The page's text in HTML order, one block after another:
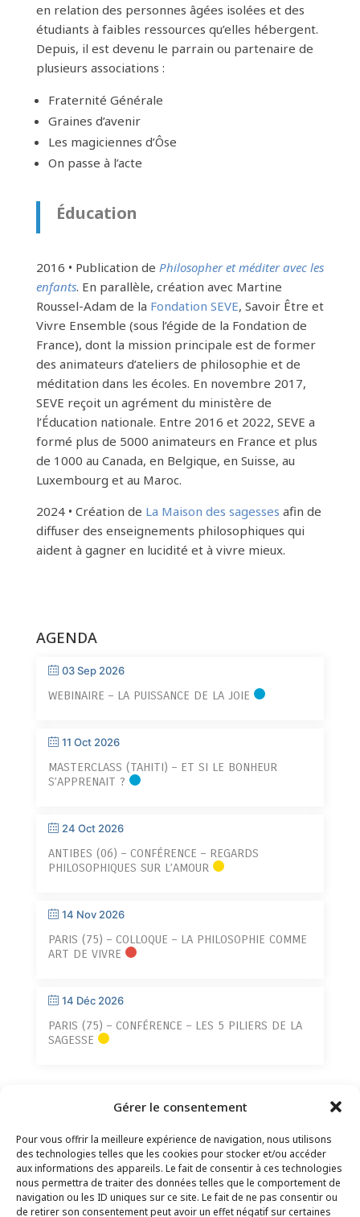
Gérer le consentement
Pour vous offrir la meilleure expérience de navigation, nous utilisons
des technologies telles que les cookies pour stocker et/ou accéder
aux informations des appareils. Le fait de consentir à ces technologies
nous permettra de traiter des données telles que le comportement de
navigation ou les ID uniques sur ce site. Le fait de ne pas consentir ou
de retirer son consentement peut avoir un effet négatif sur certaines
en relation des personnes âgées isolées et des
étudiants à faibles ressources qu’elles hébergent.
Depuis, il est devenu le parrain ou partenaire de
plusieurs associations :
Fraternité Générale
Graines d’avenir
Les magiciennes d’Ôse
On passe à l’acte
Éducation
2016 • Publication de Philosopher et méditer avec les
enfants. En parallèle, création avec Martine
Roussel-Adam de la Fondation SEVE, Savoir Être et
Vivre Ensemble (sous l’égide de la Fondation de
France), dont la mission principale est de former
des animateurs d’ateliers de philosophie et de
méditation dans les écoles. En novembre 2017,
SEVE reçoit un agrément du ministère de
l’Éducation nationale. Entre 2016 et 2022, SEVE a
formé plus de 5000 animateurs en France et plus
de 1000 au Canada, en Belgique, en Suisse, au
Luxembourg et au Maroc.
2024 • Création de La Maison des sagesses afin de
diffuser des enseignements philosophiques qui
aident à gagner en lucidité et à vivre mieux.
AGENDA
03 Sep 2026
WEBINAIRE – LA PUISSANCE DE LA JOIE
11 Oct 2026
MASTERCLASS (TAHITI) – ET SI LE BONHEUR
S’APPRENAIT ?
24 Oct 2026
ANTIBES (06) – CONFÉRENCE – REGARDS
PHILOSOPHIQUES SUR L’AMOUR
14 Nov 2026
PARIS (75) – COLLOQUE – LA PHILOSOPHIE COMME
ART DE VIVRE
14 Déc 2026
PARIS (75) – CONFÉRENCE – LES 5 PILIERS DE LA
SAGESSE